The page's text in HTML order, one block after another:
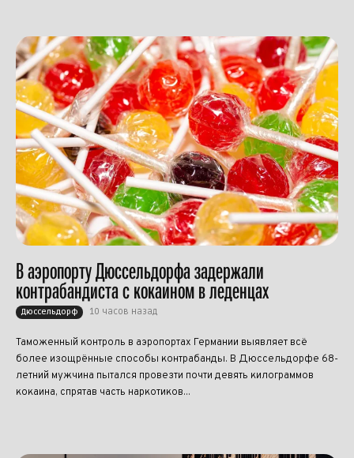
В аэропорту Дюссельдорфа задержали
контрабандиста с кокаином в леденцах
Дюссельдорф 10 часов назад
Таможенный контроль в аэропортах Германии выявляет всё
более изощрённые способы контрабанды. В Дюссельдорфе 68-
летний мужчина пытался провезти почти девять килограммов
кокаина, спрятав часть наркотиков...